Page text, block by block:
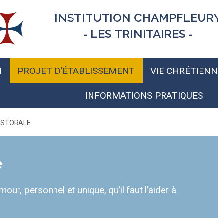
INSTITUTION
- LES TRINITAIRES -
PROJET D’ÉTABLISSEMENT VIE
INFORMATIONS PRATIQUES
personnel et unique, qu’il faut l’aider à